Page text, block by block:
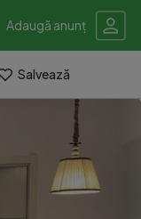
Adaugă anunț
Salvează